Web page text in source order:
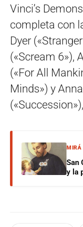
Vinci’s
completa con
Dyer
(«Scream 6»),
(«For All
Minds») y
MIRÁ
San
y la